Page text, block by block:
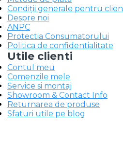
Condiții generale pentru
Despre noi
ANPC
Protectia Consumatorului
Politica de confidentialitate
Utile clienti
Contul meu
Comenzile mele
Service si montaj
Showroom & Contact Info
Returnarea de produse
Sfaturi utile pe blog